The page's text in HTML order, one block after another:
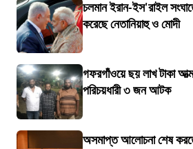
চলমান ইরান-ইস'রাইল
করেছে নেতানিয়াহু ও মোদী
গফরগাঁওয়ে ছয় লাখ টাকা
পরিচয়ধারী ৩ জন আটক
অসমাপ্ত আলোচনা শেষ